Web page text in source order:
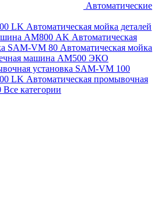
Автоматические
LK Автоматическая мойка деталей
АМ800 AK Автоматическая
SAM-VM 80 Автоматическая мойка
машина АМ500 ЭКО
установка SAM-VM 100
LK Автоматическая промывочная
Все категории